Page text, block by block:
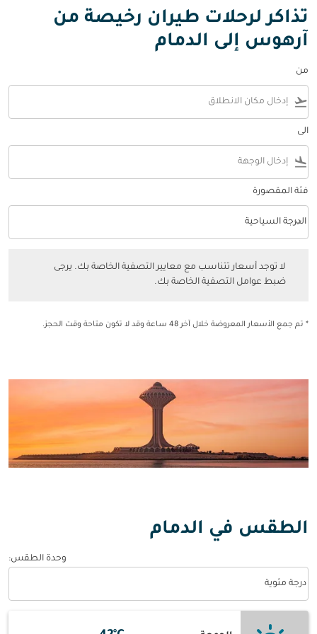
تذاكر لرحلات طيران رخيصة من
آرهوس إلى الدمام
من
flight_takeoff
الى
flight_land
فئة المقصورة
فئة المقصورة option الدرجة السياحية Selected
الدرجة السياحية
keyboard_arrow_down
لا توجد أسعار تتناسب مع معايير التصفية الخاصة بك. يرجى
ضبط عوامل التصفية الخاصة بك.
* تم جمع الأسعار المعروضة خلال آخر 48 ساعة وقد لا تكون متاحة وقت الحجز.
الطقس في الدمام
وحدة الطقس:
درجة مئوية